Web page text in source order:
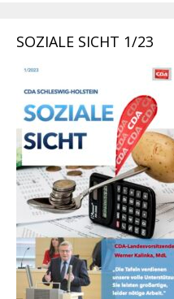
SOZIALE SICHT 1/23